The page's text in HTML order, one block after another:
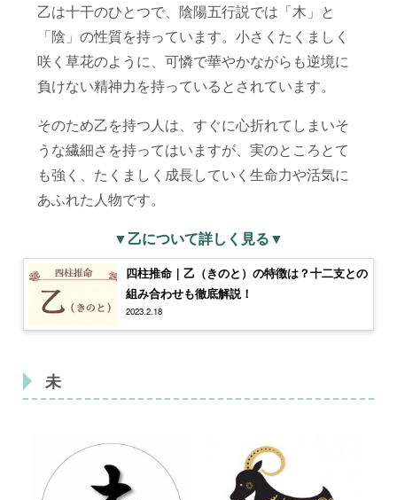
乙は十干のひとつで、陰陽五行説では「木」と
「陰」の性質を持っています。小さくたくましく
咲く草花のように、可憐で華やかながらも逆境に
負けない精神力を持っているとされています。
そのため乙を持つ人は、すぐに心折れてしまいそ
うな繊細さを持ってはいますが、実のところとて
も強く、たくましく成長していく生命力や活気に
あふれた人物です。
▼乙について詳しく見る▼
四柱推命｜乙（きのと）の特徴は？十二支との
組み合わせも徹底解説！
2023.2.18
未